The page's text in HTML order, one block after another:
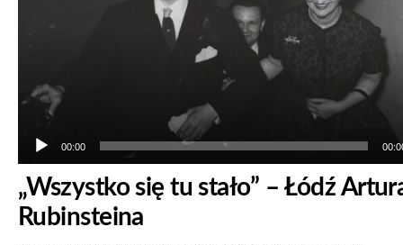
00:00
„Wszystko się tu stało” – Łódź
Rubinsteina